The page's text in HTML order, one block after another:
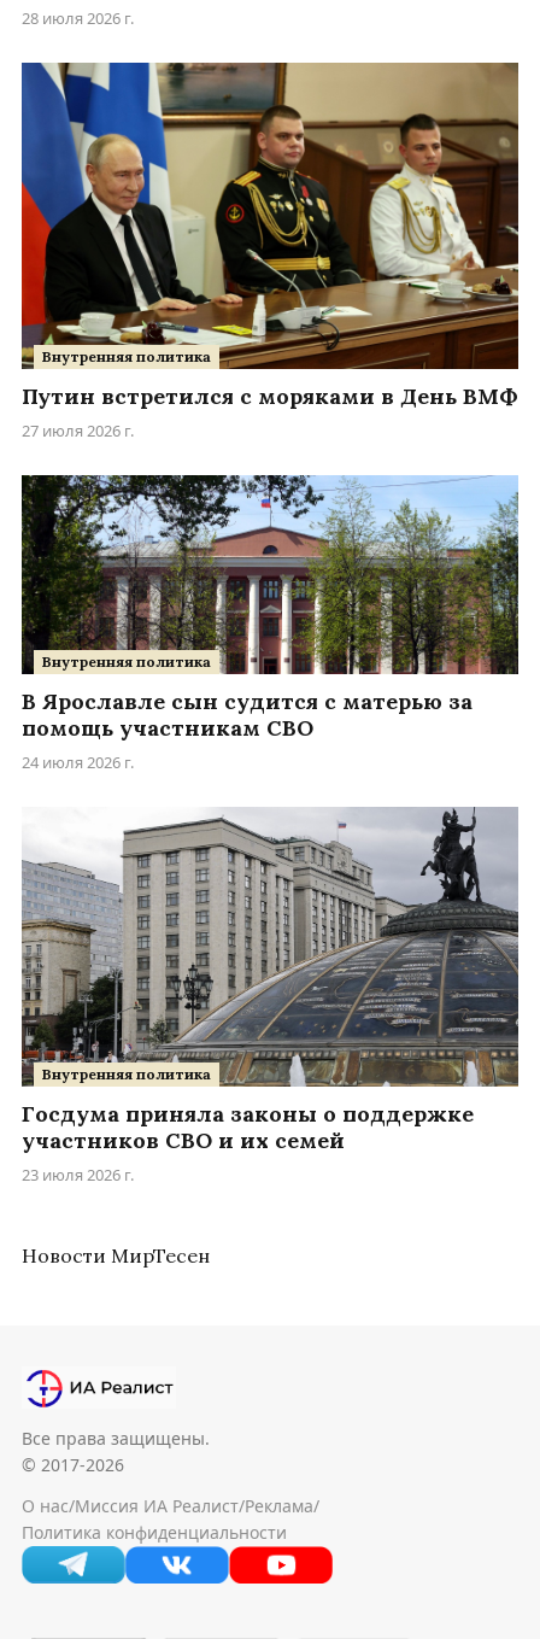
28 июля 2026 г.
Внутренняя политика
Путин встретился с моряками в День ВМФ
27 июля 2026 г.
Внутренняя политика
В Ярославле сын судится с матерью за
помощь участникам СВО
24 июля 2026 г.
Внутренняя политика
Госдума приняла законы о поддержке
участников СВО и их семей
23 июля 2026 г.
Новости МирТесен
Все права защищены.
© 2017-2026
О нас/Миссия ИА Реалист/Реклама/
Политика конфиденциальности